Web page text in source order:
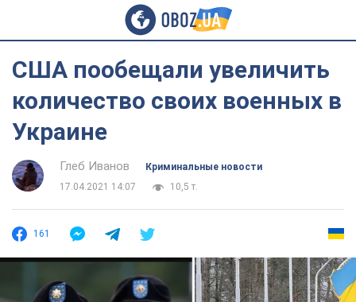
США пообещали увеличить
количество своих военных в
Украине
Глеб Иванов
Криминальные новости
17.04.2021 14:07
10,5 т.
161